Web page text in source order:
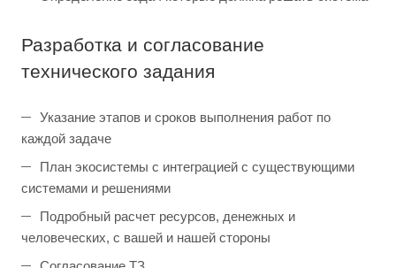
Разработка и согласование
технического задания
Указание этапов и сроков выполнения работ по
каждой задаче
План экосистемы с интеграцией с существующими
системами и решениями
Подробный расчет ресурсов, денежных и
человеческих, с вашей и нашей стороны